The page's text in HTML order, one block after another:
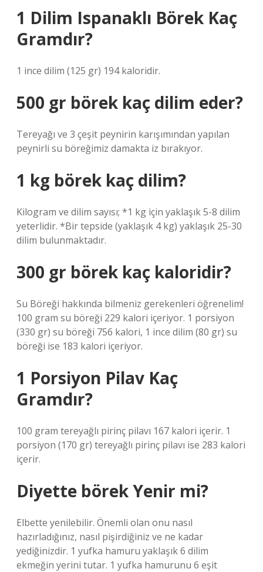
1 Dilim Ispanaklı Börek Kaç
Gramdır?
1 ince dilim (125 gr) 194 kaloridir.
500 gr börek kaç dilim eder?
Tereyağı ve 3 çeşit peynirin karışımından yapılan
peynirli su böreğimiz damakta iz bırakıyor.
1 kg börek kaç dilim?
Kilogram ve dilim sayısı; *1 kg için yaklaşık 5-8 dilim
yeterlidir. *Bir tepside (yaklaşık 4 kg) yaklaşık 25-30
dilim bulunmaktadır.
300 gr börek kaç kaloridir?
Su Böreği hakkında bilmeniz gerekenleri öğrenelim!
100 gram su böreği 229 kalori içeriyor. 1 porsiyon
(330 gr) su böreği 756 kalori, 1 ince dilim (80 gr) su
böreği ise 183 kalori içeriyor.
1 Porsiyon Pilav Kaç
Gramdır?
100 gram tereyağlı pirinç pilavı 167 kalori içerir. 1
porsiyon (170 gr) tereyağlı pirinç pilavı ise 283 kalori
içerir.
Diyette börek Yenir mi?
Elbette yenilebilir. Önemli olan onu nasıl
hazırladığınız, nasıl pişirdiğiniz ve ne kadar
yediğinizdir. 1 yufka hamuru yaklaşık 6 dilim
ekmeğin yerini tutar. 1 yufka hamurunu 6 eşit